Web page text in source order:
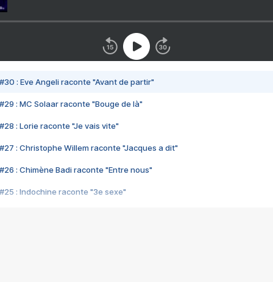
#30 : Eve Angeli raconte "Avant de partir"
#29 : MC Solaar raconte "Bouge de là"
#28 : Lorie raconte "Je vais vite"
#27 : Christophe Willem raconte "Jacques a dit"
#26 : Chimène Badi raconte "Entre nous"
#25 : Indochine raconte "3e sexe"